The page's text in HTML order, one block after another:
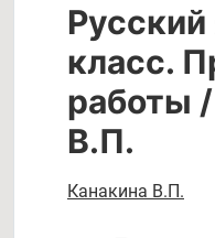
класс.
работы
В.П.
Канакина В.П.